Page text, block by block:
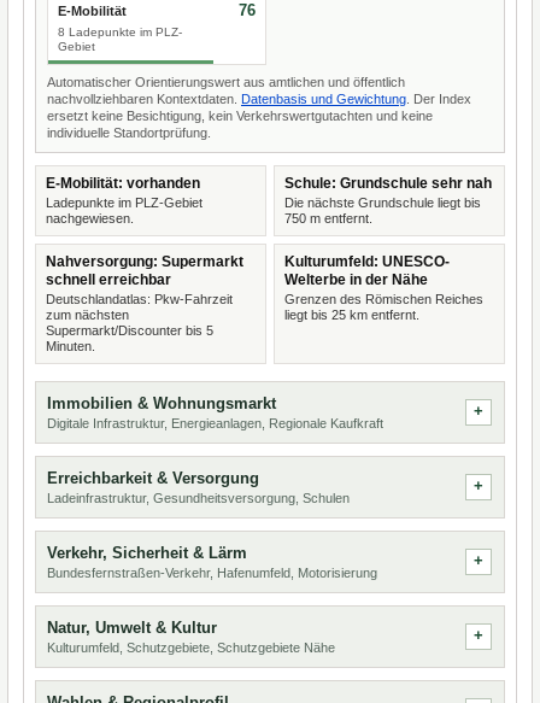
E-Mobilität
8 Ladepunkte im PLZ-
Gebiet
76
Automatischer Orientierungswert aus amtlichen und öffentlich
nachvollziehbaren Kontextdaten. Datenbasis und Gewichtung . Der Index
ersetzt keine Besichtigung, kein Verkehrswertgutachten und keine
individuelle Standortprüfung.
E-Mobilität: vorhanden
Ladepunkte im PLZ-Gebiet
nachgewiesen.
Schule: Grundschule sehr nah
Die nächste Grundschule liegt bis
750 m entfernt.
Nahversorgung: Supermarkt
schnell erreichbar
Deutschlandatlas: Pkw-Fahrzeit
zum nächsten
Supermarkt/Discounter bis 5
Minuten.
Kulturumfeld: UNESCO-
Welterbe in der Nähe
Grenzen des Römischen Reiches
liegt bis 25 km entfernt.
Immobilien & Wohnungsmarkt
Digitale Infrastruktur, Energieanlagen, Regionale Kaufkraft
Erreichbarkeit & Versorgung
Ladeinfrastruktur, Gesundheitsversorgung, Schulen
Verkehr, Sicherheit & Lärm
Bundesfernstraßen-Verkehr, Hafenumfeld, Motorisierung
Natur, Umwelt & Kultur
Kulturumfeld, Schutzgebiete, Schutzgebiete Nähe